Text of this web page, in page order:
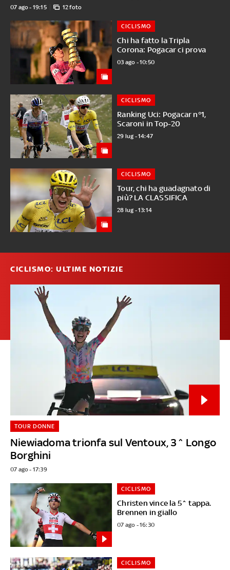
07 ago - 19:15 12 foto
Chi ha fatto la Tripla
Corona: Pogacar ci prova
CICLISMO
03 ago - 10:50
Ranking Uci: Pogacar n°1,
Scaroni in Top-20
CICLISMO
29 lug - 14:47
Tour, chi ha guadagnato di
più? LA CLASSIFICA
CICLISMO
28 lug - 13:14
CICLISMO: ULTIME NOTIZIE
Niewiadoma trionfa sul Ventoux, 3^ Longo
Borghini
TOUR DONNE
07 ago - 17:39
Christen vince la 5^ tappa.
Brennen in giallo
CICLISMO
07 ago - 16:30
CICLISMO